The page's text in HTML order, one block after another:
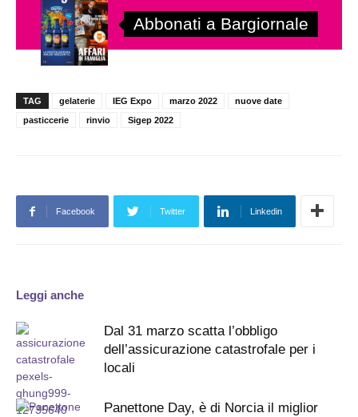
Abbonati a Bargiornale
TAG gelaterie IEG Expo marzo 2022
nuove date
pasticcerie
rinvio Sigep 2022
Facebook Twitter Linkedin
Leggi anche
Dal 31 marzo scatta l’obbligo
dell’assicurazione catastrofale per i
locali
Panettone Day, è di Norcia il miglior